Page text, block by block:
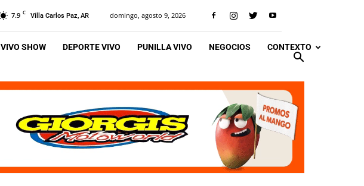
7.9 C Villa Carlos Paz, AR domingo, agosto 9, 2026
VIVO SHOW DEPORTE VIVO PUNILLA VIVO NEGOCIOS CONTEXTO